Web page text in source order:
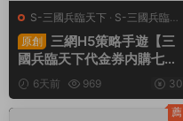
S-三國兵臨天下 · S-三國兵臨天
下· 手遊服務端·頁遊服務端
原創
三網H5策略手遊【三
國兵臨天下代金券内購七合
修複版】Linux手工服務端
+管理後台+GM授權後台
+簡易安卓客戶端+視頻架設
6天前 969 30
薦